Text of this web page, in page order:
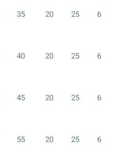
35 20 25 6
40 20 25 6
45 20 25 6
55 20 25 6